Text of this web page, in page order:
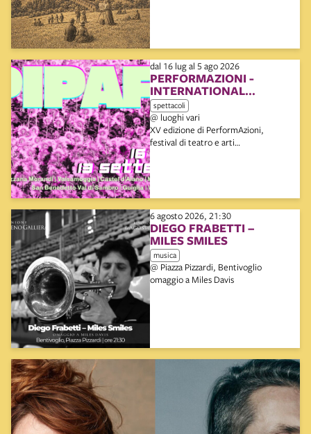
dal 16 lug al 5 ago 2026
PERFORMAZIONI -
INTERNATIONAL
PERFORMING ARTS
FESTIVAL
spettacoli
@ luoghi vari
XV edizione di PerformAzioni,
festival di teatro e arti
6 agosto 2026, 21:30
DIEGO FRABETTI –
MILES SMILES
musica
@ Piazza Pizzardi, Bentivoglio
omaggio a Miles Davis